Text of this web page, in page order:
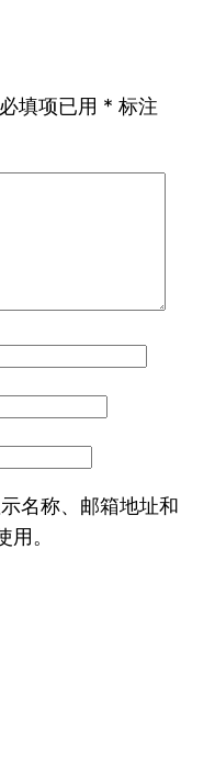
必填项已用 * 标注
名称、邮箱地址和
。